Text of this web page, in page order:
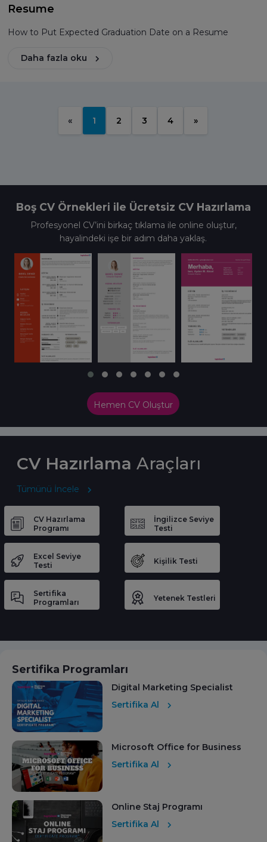
Resume
How to Put Expected Graduation Date on a Resume
Daha fazla oku
« 1 2 3 4 »
Boş CV Örnekleri ile Ücretsiz CV Hazırlama
Profesyonel CV’ini birkaç tıklama ile online oluştur,
hayalindeki işe bir adım daha yaklaş.
Hemen CV Oluştur
CV Hazırlama Araçları
Tümünü İncele
CV Hazırlama
Programı
İngilizce Seviye
Testi
Excel Seviye
Testi
Kişilik Testi
Sertifika
Programları
Yetenek Testleri
Sertifika Programları
Digital Marketing Specialist
Sertifika Al
Microsoft Office for Business
Sertifika Al
Online Staj Programı
Sertifika Al